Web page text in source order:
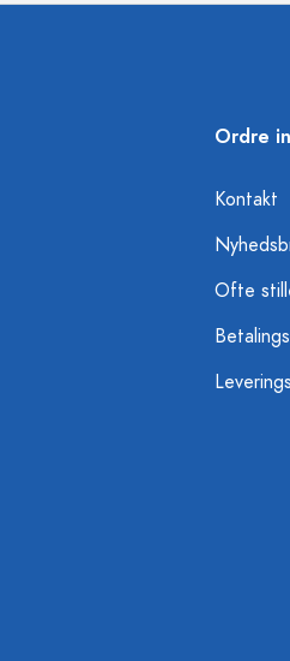
Ordre
Kontakt
Ofte